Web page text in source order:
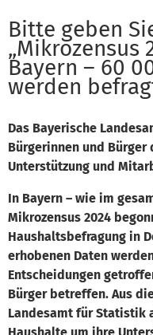
Bitte geben
„Mikrozensus
Bayern – 60
werden
Das Bayerische
Bürgerinnen und
Unterstützung und
In Bayern – wie im
Mikrozensus 2024
Haushaltsbefragung in
erhobenen Daten
Entscheidungen
Bürger betreffen. Aus
Landesamt für Statistik